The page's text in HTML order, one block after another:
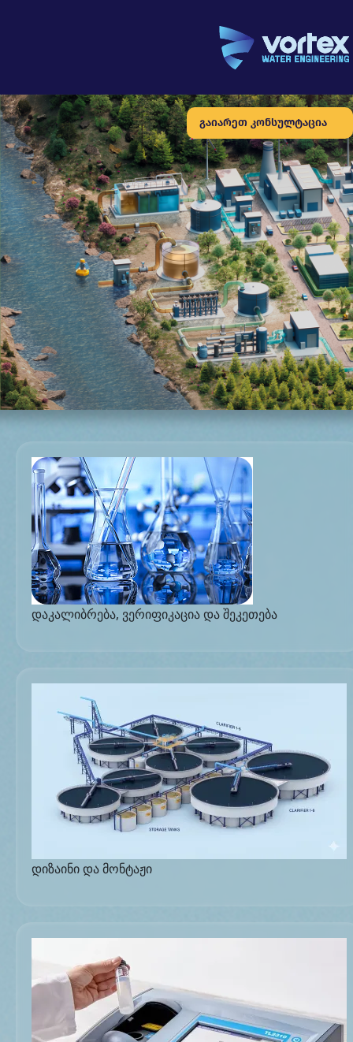
გაიარეთ კონსულტაცია
დაკალიბრება, ვერიფიკაცია და შეკეთება
დიზაინი და მონტაჟი